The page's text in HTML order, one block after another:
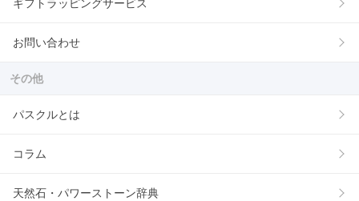
ギフトラッピングサービス
お問い合わせ
その他
パスクルとは
コラム
天然石・パワーストーン辞典